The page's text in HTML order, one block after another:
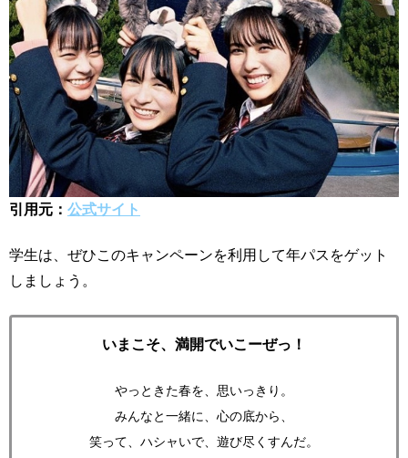
引用元： 公式サイト
学生は、ぜひこのキャンペーンを利用して年パスをゲット
しましょう。
いまこそ、満開でいこーぜっ！
やっときた春を、思いっきり。
みんなと一緒に、心の底から、
笑って、ハシャいで、遊び尽くすんだ。